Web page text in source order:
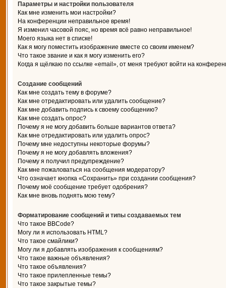
Параметры и настройки пользователя
Как мне изменить мои настройки?
На конференции неправильное время!
Я изменил часовой пояс, но время всё равно неправильное!
Моего языка нет в списке!
Как я могу поместить изображение вместе со своим именем?
Что такое звание и как я могу изменить его?
Когда я щёлкаю по ссылке «email», от меня требуют войти на
Создание сообщений
Как мне создать тему в форуме?
Как мне отредактировать или удалить сообщение?
Как мне добавить подпись к своему сообщению?
Как мне создать опрос?
Почему я не могу добавить больше вариантов ответа?
Как мне отредактировать или удалить опрос?
Почему мне недоступны некоторые форумы?
Почему я не могу добавлять вложения?
Почему я получил предупреждение?
Как мне пожаловаться на сообщения модератору?
Что означает кнопка «Сохранить» при создании сообщения?
Почему моё сообщение требует одобрения?
Как мне вновь поднять мою тему?
Форматирование сообщений и типы создаваемых тем
Что такое BBCode?
Могу ли я использовать HTML?
Что такое смайлики?
Могу ли я добавлять изображения к сообщениям?
Что такое важные объявления?
Что такое объявления?
Что такое прилепленные темы?
Что такое закрытые темы?